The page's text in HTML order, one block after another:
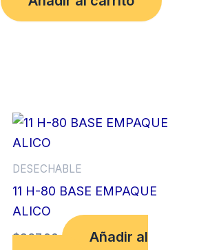
PETITE
DESECHABLE
11 H-80 BASE EMPAQUE
ALICO
$967.00
Añadir al